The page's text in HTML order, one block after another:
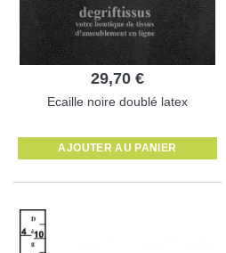
29,70 €
Ecaille noire doublé latex
AJOUTER AU PANIER